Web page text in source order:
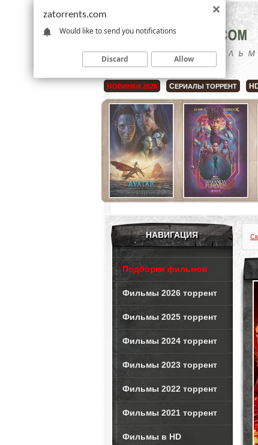
НОВИНКИ 2026 СЕРИАЛЫ ТОРРЕНТ
НАВИГАЦИЯ
Подборки фильмов
Фильмы 2026 торрент
Фильмы 2025 торрент
Фильмы 2024 торрент
Фильмы 2023 торрент
Фильмы 2022 торрент
Фильмы 2021 торрент
Фильмы в HD
zatorrents.com
Would like to send you notifications
Discard Allow